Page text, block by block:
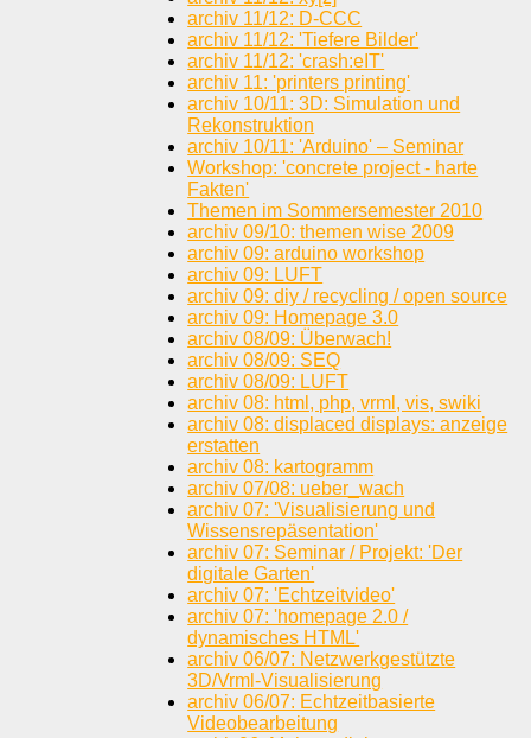
archiv 11/12: D-CCC
archiv 11/12: 'Tiefere Bilder'
archiv 11/12: 'crash:eIT'
archiv 11: 'printers printing'
archiv 10/11: 3D: Simulation und
Rekonstruktion
archiv 10/11: 'Arduino' – Seminar
Workshop: 'concrete project - harte
Fakten'
Themen im Sommersemester 2010
archiv 09/10: themen wise 2009
archiv 09: arduino workshop
archiv 09: LUFT
archiv 09: diy / recycling / open source
archiv 09: Homepage 3.0
archiv 08/09: Überwach!
archiv 08/09: SEQ
archiv 08/09: LUFT
archiv 08: html, php, vrml, vis, swiki
archiv 08: displaced displays: anzeige
erstatten
archiv 08: kartogramm
archiv 07/08: ueber_wach
archiv 07: 'Visualisierung und
Wissensrepäsentation'
archiv 07: Seminar / Projekt: 'Der
digitale Garten'
archiv 07: 'Echtzeitvideo'
archiv 07: 'homepage 2.0 /
dynamisches HTML'
archiv 06/07: Netzwerkgestützte
3D/Vrml-Visualisierung
archiv 06/07: Echtzeitbasierte
Videobearbeitung